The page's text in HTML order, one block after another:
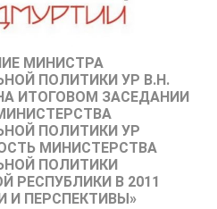
МИНИСТРА
ПОЛИТИКИ УР В.Н.
ИТОГОВОМ ЗАСЕДАНИИ
ПОЛИТИКИ УР
МИНИСТЕРСТВА
ПОЛИТИКИ
РЕСПУБЛИКИ В 2011
И ПЕРСПЕКТИВЫ»